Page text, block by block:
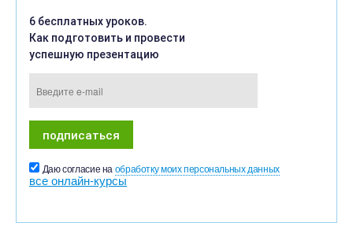
6 бесплатных уроков.
Как подготовить и провести
успешную презентацию
Даю согласие на обработку моих персональных данных
все онлайн-курсы